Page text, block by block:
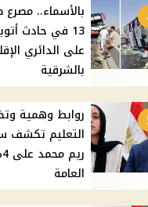
بالأسماء..
13 في حادث
على الدائري
بالشرقية
روابط وهمية
التعليم تكشف
العامة